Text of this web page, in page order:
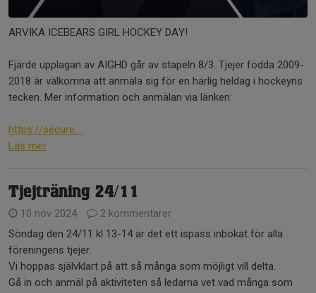
ARVIKA ICEBEARS GIRL HOCKEY DAY!
Fjärde upplagan av AIGHD går av stapeln 8/3. Tjejer födda 2009-
2018 är välkomna att anmäla sig för en härlig heldag i hockeyns
tecken. Mer information och anmälan via länken:
https://secure....
Läs mer
Tjejträning 24/11
10 nov 2024
2 kommentarer
Söndag den 24/11 kl 13-14 är det ett ispass inbokat för alla
föreningens tjejer.
Vi hoppas självklart på att så många som möjligt vill delta.
Gå in och anmäl på aktiviteten så ledarna vet vad många som